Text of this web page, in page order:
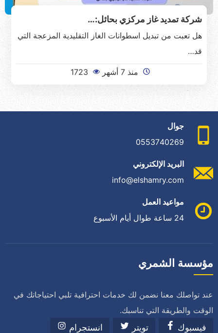
شركة تمديد غاز مركزي بحائل:…
هل تعبت من تبديل اسطوانات الغاز التقليدية المزعجة التي
قد…
منذ 7 أشهر 1723
جوال
0553740269
البريد الإلكتروني
info@elshamry.com
مواعيد العمل
24 ساعة طوال أيام الأسبوع
مؤسسة الشمري
عند تواصلك معنا نضمن لك خدمات احترافية تلبي احتياجاتك في
الوقت والطريقة التي تناسبك.
فيسبوك تويتر
انستجرام